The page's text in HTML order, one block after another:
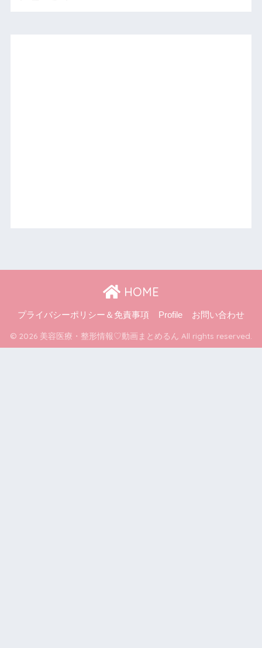
HOME
プライバシーポリシー＆免責事項 Profile お問い合わせ
© 2026 美容医療・整形情報♡動画まとめるん All rights reserved.